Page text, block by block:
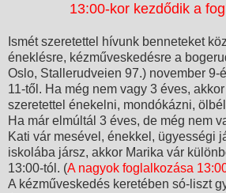
13:00-kor kezdődik a
Ismét szeretettel hívunk benneteket
éneklésre, kézműveskedésre a
Oslo, Stallerudveien 97.) november 9-
11-től. Ha még nem vagy 3 éves,
szeretettel énekelni, mondókázni,
Ha már elmúltál 3 éves, de még nem
Kati vár mesével, énekkel, ügyességi
iskolába jársz, akkor Marika vár
13:00-tól. (A nagyok foglalkozása
A kézműveskedés keretében só-liszt